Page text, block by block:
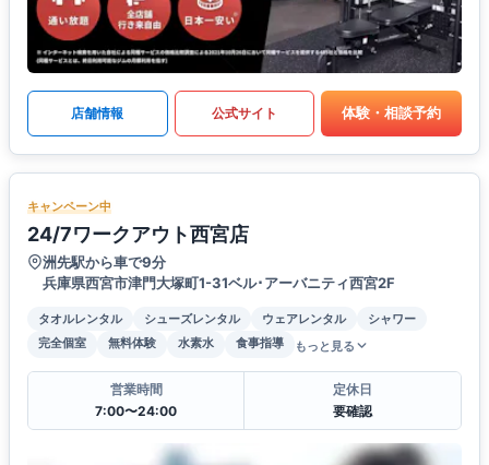
店舗情報 公式サイト 体験・相談予約
キャンペーン中
24/7ワークアウト西宮店
洲先駅から車で9分
兵庫県西宮市津門大塚町1-31ベル･アーバニティ西宮2F
タオルレンタル シューズレンタル ウェアレンタル
シャワー
完全個室
無料体験 水素水 食事指導 もっと見る
営業時間
7:00〜24:00
定休日
要確認